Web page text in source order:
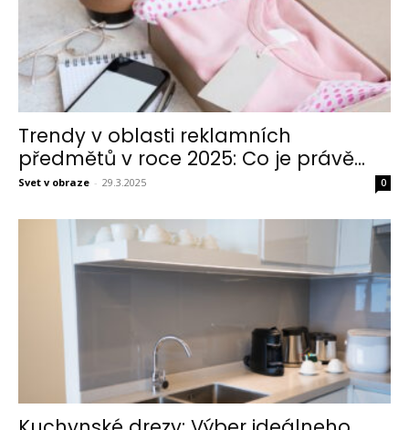
Trendy v oblasti reklamních
předmětů v roce 2025: Co je právě...
Svet v obraze - 29.3.2025 0